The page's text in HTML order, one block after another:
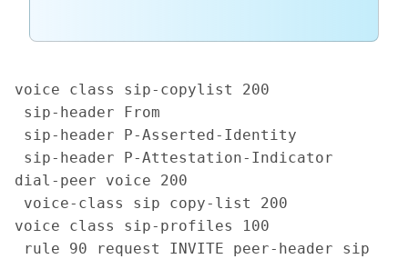
voice class sip-copylist 200
dial-peer voice 200
voice class sip-profiles 100